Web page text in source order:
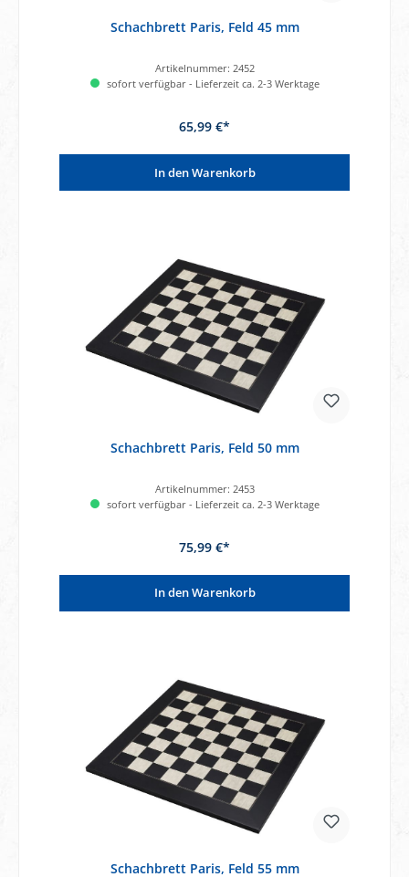
Schachbrett Paris, Feld 45 mm
Artikelnummer: 2452
sofort verfügbar - Lieferzeit ca. 2-3 Werktage
65,99 €*
In den Warenkorb
Schachbrett Paris, Feld 50 mm
Artikelnummer: 2453
sofort verfügbar - Lieferzeit ca. 2-3 Werktage
75,99 €*
In den Warenkorb
Schachbrett Paris, Feld 55 mm